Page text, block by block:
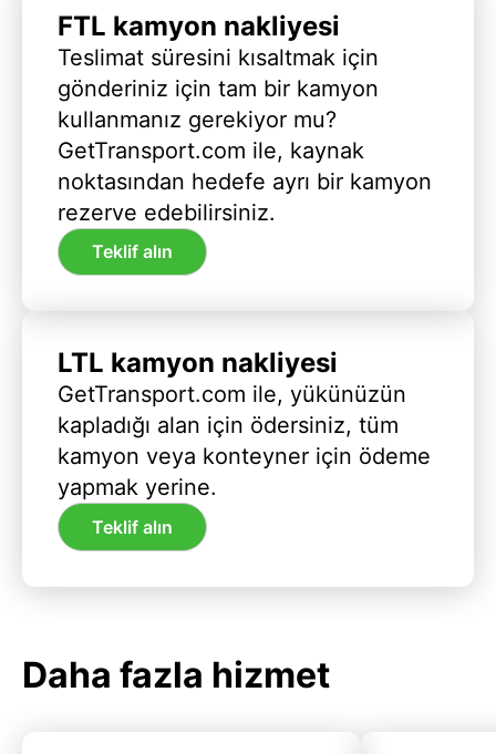
FTL kamyon nakliyesi
Teslimat süresini kısaltmak için
gönderiniz için tam bir kamyon
kullanmanız gerekiyor mu?
GetTransport.com ile, kaynak
noktasından hedefe ayrı bir kamyon
rezerve edebilirsiniz.
Teklif alın
LTL kamyon nakliyesi
GetTransport.com ile, yükünüzün
kapladığı alan için ödersiniz, tüm
kamyon veya konteyner için ödeme
yapmak yerine.
Teklif alın
Daha fazla hizmet